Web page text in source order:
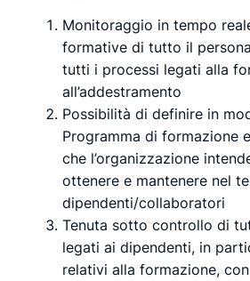
Monitoraggio in tempo
formative di tutto il
tutti i processi legati alla
all’addestramento
Possibilità di definire in
Programma di formazione
che l’organizzazione
ottenere e mantenere nel
dipendenti/collaboratori
Tenuta sotto controllo di
legati ai dipendenti, in
relativi alla formazione,